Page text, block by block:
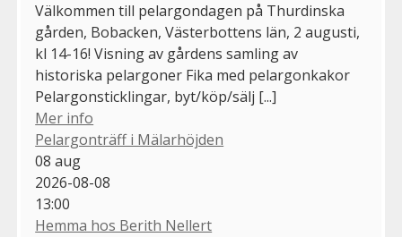
Välkommen till pelargondagen på Thurdinska
gården, Bobacken, Västerbottens län, 2 augusti,
kl 14-16! Visning av gårdens samling av
historiska pelargoner Fika med pelargonkakor
Pelargonsticklingar, byt/köp/sälj [...]
Mer info
Pelargonträff i Mälarhöjden
08 aug
2026-08-08
13:00
Hemma hos Berith Nellert